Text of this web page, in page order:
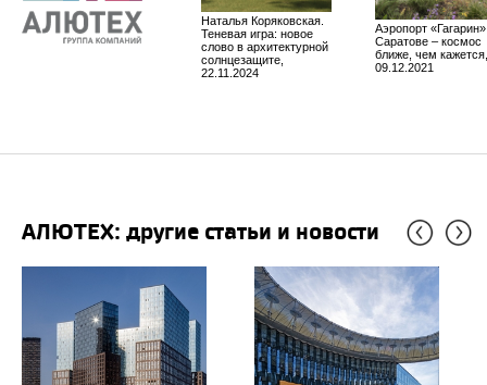
Наталья Коряковская.
Теневая игра: новое
слово в архитектурной
солнцезащите,
22.11.2024
Аэропорт
Саратове – космос
ближе, чем кажется,
09.12.2021
АЛЮТЕХ: другие статьи и новости